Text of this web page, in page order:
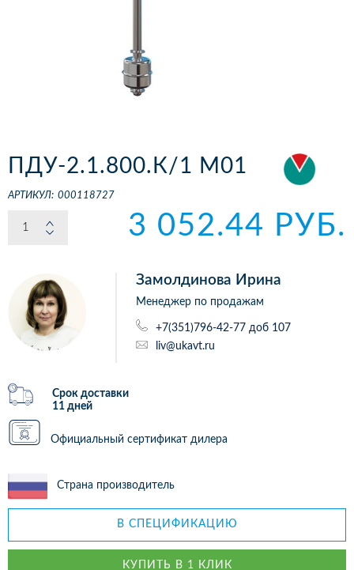
ПДУ-2.1.800.К/1 М01
АРТИКУЛ: 000118727
3 052.44 РУБ.
Замолдинова Ирина
Менеджер по продажам
+7(351)796-42-77 доб 107
liv@ukavt.ru
Срок доставки
11 дней
Официальный сертификат дилера
Страна производитель
В СПЕЦИФИКАЦИЮ
КУПИТЬ В 1 КЛИК